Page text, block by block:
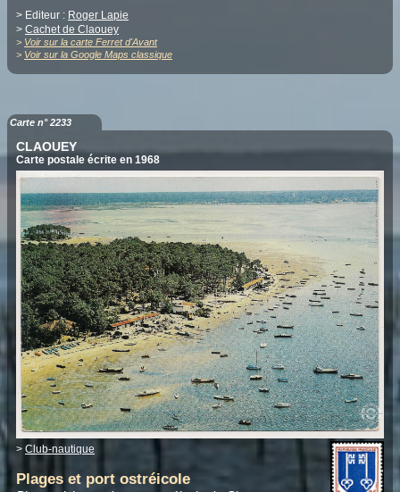
> Editeur : Roger Lapie
> Cachet de Claouey
> Voir sur la carte Ferret d'Avant
> Voir sur la Google Maps classique
Carte n° 2233
CLAOUEY
Carte postale écrite en 1968
> Club-nautique
Plages et port ostréicole